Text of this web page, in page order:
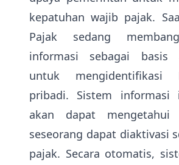
kepatuhan wajib pajak.
Pajak sedang
informasi sebagai basis
untuk mengidentifikasi
pribadi. Sistem informasi
akan dapat mengetahui
seseorang dapat diaktivasi
pajak. Secara otomatis,